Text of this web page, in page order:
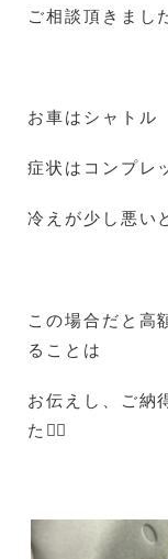
ご相談頂きまし
お車はシャト
症状はコンプレ
冷えが少し悪い
この場合だと高
ることは
お伝えし、ご納
た🙇‍♀️